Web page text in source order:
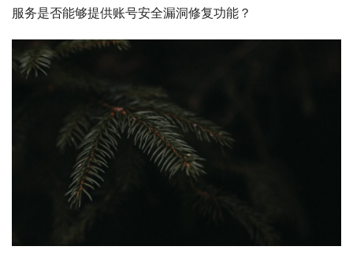
服务是否能够提供账号安全漏洞修复功能？